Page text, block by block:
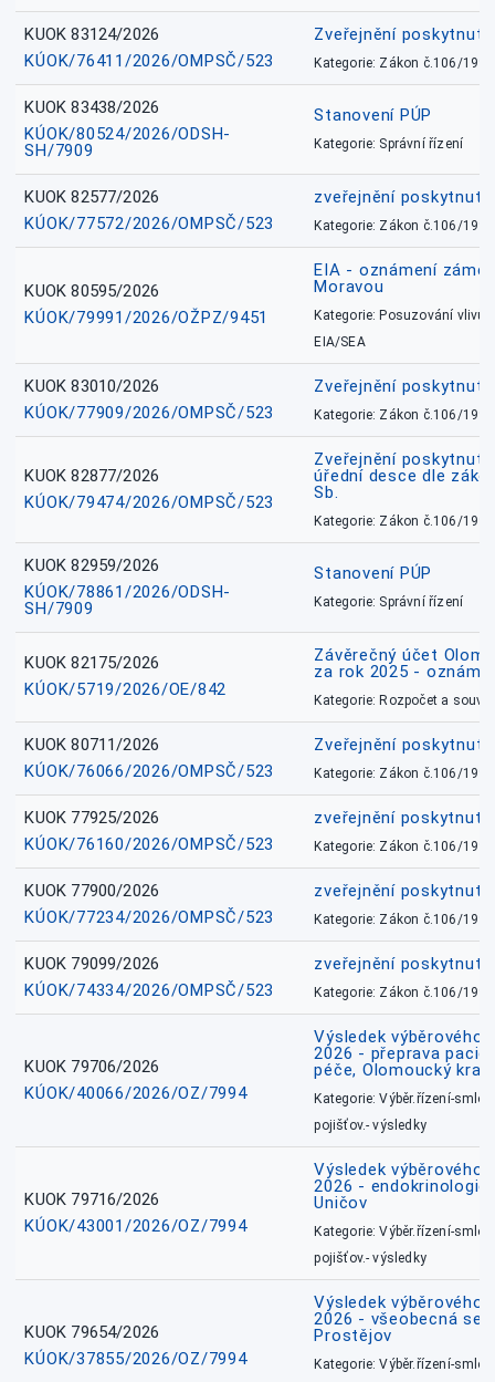
KUOK 83124/2026
KÚOK/76411/2026/OMPSČ/523
Zveřejnění
Kategorie: Zákon č.106/1999
KUOK 83438/2026
KÚOK/80524/2026/ODSH-
SH/7909
Stanovení PÚP
Kategorie: Správní řízení
KUOK 82577/2026
KÚOK/77572/2026/OMPSČ/523
zveřejnění
Kategorie: Zákon č.106/1999
KUOK 80595/2026
KÚOK/79991/2026/OŽPZ/9451
EIA - oznámení
Moravou
Kategorie: Posuzování vlivů
EIA/SEA
KUOK 83010/2026
KÚOK/77909/2026/OMPSČ/523
Zveřejnění
Kategorie: Zákon č.106/1999
KUOK 82877/2026
KÚOK/79474/2026/OMPSČ/523
Zveřejnění
úřední desce dle
Sb.
Kategorie: Zákon č.106/1999
KUOK 82959/2026
KÚOK/78861/2026/ODSH-
SH/7909
Stanovení PÚP
Kategorie: Správní řízení
KUOK 82175/2026
KÚOK/5719/2026/OE/842
Závěrečný účet
za rok 2025 -
Kategorie: Rozpočet a
KUOK 80711/2026
KÚOK/76066/2026/OMPSČ/523
Zveřejnění
Kategorie: Zákon č.106/1999
KUOK 77925/2026
KÚOK/76160/2026/OMPSČ/523
zveřejnění
Kategorie: Zákon č.106/1999
KUOK 77900/2026
KÚOK/77234/2026/OMPSČ/523
zveřejnění
Kategorie: Zákon č.106/1999
KUOK 79099/2026
KÚOK/74334/2026/OMPSČ/523
zveřejnění
Kategorie: Zákon č.106/1999
KUOK 79706/2026
KÚOK/40066/2026/OZ/7994
Výsledek výběrového
2026 - přeprava
péče, Olomoucký kraj
Kategorie: Výběr.řízení-
pojišťov.- výsledky
KUOK 79716/2026
KÚOK/43001/2026/OZ/7994
Výsledek výběrového
2026 - endokrinologie
Uničov
Kategorie: Výběr.řízení-
pojišťov.- výsledky
KUOK 79654/2026
KÚOK/37855/2026/OZ/7994
Výsledek výběrového
2026 - všeobecná
Prostějov
Kategorie: Výběr.řízení-